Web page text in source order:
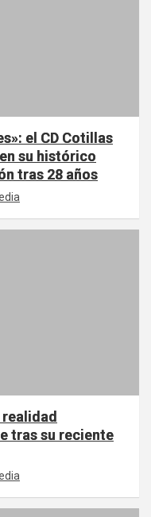
el CD Cotillas
su histórico
tras 28 años
tras su reciente